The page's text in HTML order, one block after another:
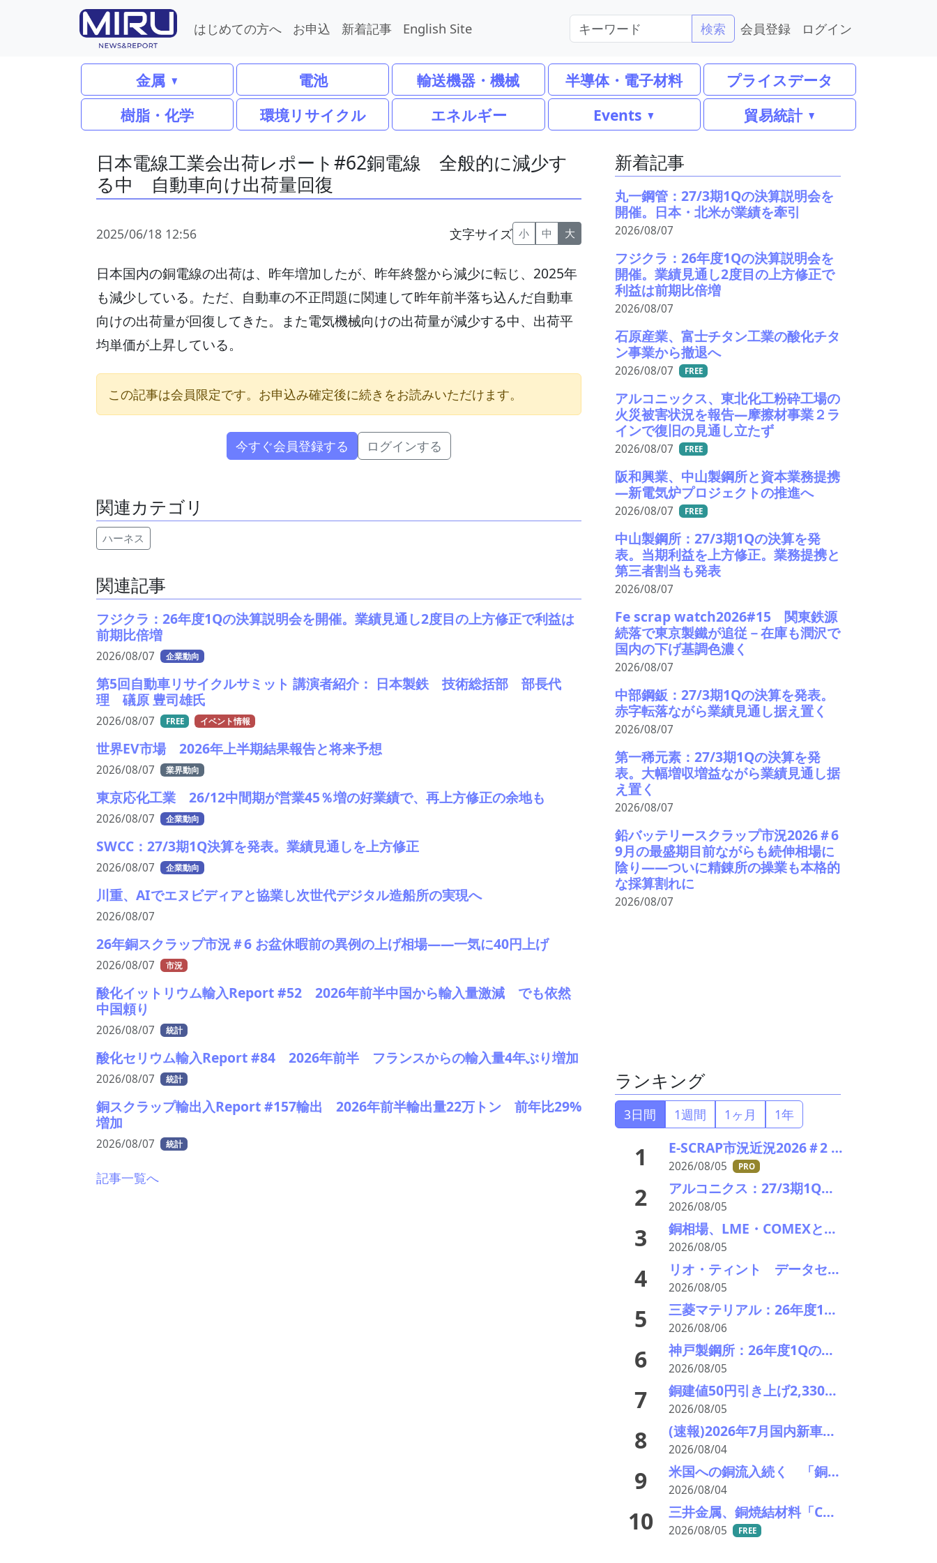
はじめての方へ お申込 新着記事 English Site 検索 会員登録 ログイン
金属 電池 輸送機器・機械 半導体・電子材料
プライスデータ
樹脂・化学
環境リサイクル エネルギー Events 貿易統計
日本電線工業会出荷レポート#62銅電線 全般的に減少す
る中 自動車向け出荷量回復
2025/06/18 12:56 文字サイズ 小 中 大
日本国内の銅電線の出荷は、昨年増加したが、昨年終盤から減少に転じ、2025年
も減少している。ただ、自動車の不正問題に関連して昨年前半落ち込んだ自動車
向けの出荷量が回復してきた。また電気機械向けの出荷量が減少する中、出荷平
均単価が上昇している。
この記事は会員限定です。お申込み確定後に続きをお読みいただけます。
今すぐ会員登録する ログインする
関連カテゴリ
ハーネス
関連記事
フジクラ：26年度1Qの決算説明会を開催。業績見通し2度目の上方修正で利益は
前期比倍増
2026/08/07 企業動向
第5回自動車リサイクルサミット 講演者紹介： 日本製鉄 技術総括部 部長代
理 礒原 豊司雄氏
2026/08/07 FREE イベント情報
世界EV市場 2026年上半期結果報告と将来予想
2026/08/07 業界動向
東京応化工業 26/12中間期が営業45％増の好業績で、再上方修正の余地も
2026/08/07 企業動向
SWCC：27/3期1Q決算を発表。業績見通しを上方修正
2026/08/07 企業動向
川重、AIでエヌビディアと協業し次世代デジタル造船所の実現へ
2026/08/07
26年銅スクラップ市況＃6 お盆休暇前の異例の上げ相場――一気に40円上げ
2026/08/07 市況
酸化イットリウム輸入Report #52 2026年前半中国から輸入量激減 でも依然
中国頼り
2026/08/07 統計
酸化セリウム輸入Report #84 2026年前半 フランスからの輸入量4年ぶり増加
2026/08/07 統計
銅スクラップ輸出入Report #157輸出 2026年前半輸出量22万トン 前年比29%
増加
2026/08/07 統計
記事一覧へ
新着記事
丸一鋼管：27/3期1Qの決算説明会を
開催。日本・北米が業績を牽引
2026/08/07
フジクラ：26年度1Qの決算説明会を
開催。業績見通し2度目の上方修正で
利益は前期比倍増
2026/08/07
石原産業、富士チタン工業の酸化チタ
ン事業から撤退へ
2026/08/07 FREE
アルコニックス、東北化工粉砕工場の
火災被害状況を報告―摩擦材事業２ラ
インで復旧の見通し立たず
2026/08/07 FREE
阪和興業、中山製鋼所と資本業務提携
―新電気炉プロジェクトの推進へ
2026/08/07 FREE
中山製鋼所：27/3期1Qの決算を発
表。当期利益を上方修正。業務提携と
第三者割当も発表
2026/08/07
Fe scrap watch2026#15 関東鉄源
続落で東京製鐵が追従－在庫も潤沢で
国内の下げ基調色濃く
2026/08/07
中部鋼鈑：27/3期1Qの決算を発表。
赤字転落ながら業績見通し据え置く
2026/08/07
第一稀元素：27/3期1Qの決算を発
表。大幅増収増益ながら業績見通し据
え置く
2026/08/07
鉛バッテリースクラップ市況2026＃6
9月の最盛期目前ながらも続伸相場に
陰り――ついに精錬所の操業も本格的
な採算割れに
2026/08/07
ランキング
3日間 1週間 1ヶ月 1年
1 E-SCRAP市況近況2026＃2 深まりゆくそれぞれの秋景色!?――ＪＸ金属、三菱マテリアルのいま
2026/08/05 PRO
2 アルコニクス：27/3期1Q決算を発表。業績見通し、配当を修正
2026/08/05
3 銅相場、LME・COMEXとも高値更新 米国向け流入と中国の供給逼迫が相場押し上げ
2026/08/05
4 リオ・ティント データセンターブームにおける自社の優位性を強調 銅やアルミニウム事業の伸び背景に
2026/08/05
5 三菱マテリアル：26年度1Qの決算説明会を開催。業績見通しを大幅上方修正
2026/08/06
6 神戸製鋼所：26年度1Qの決算説明会を開催。売上高のみ上方修正だが・・・
2026/08/05
7 銅建値50円引き上げ2,330円に 中東緊張緩和期待でLME続伸、円高も一服
2026/08/05
8 (速報)2026年7月国内新車販売 41万7千台 前年同月比7%増加 4か月連続プラス
2026/08/04
9 米国への銅流入続く 「銅の山」はCOMEXだけでは見えない
2026/08/04
10 三井金属、銅焼結材料「Cuprima」が初の量産採用決定
2026/08/05 FREE